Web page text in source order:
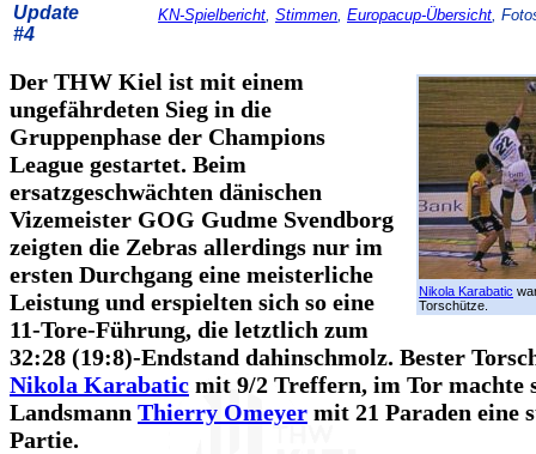
Update
#4
KN-Spielbericht Stimmen Europacup-Übersicht ,
Nikola Karabatic
Torschütze.
Der THW Kiel ist mit einem
ungefährdeten Sieg in die
Gruppenphase der Champions
League gestartet. Beim
ersatzgeschwächten dänischen
Vizemeister GOG Gudme Svendborg
zeigten die Zebras allerdings nur im
ersten Durchgang eine meisterliche
Leistung und erspielten sich so eine
11-Tore-Führung, die letztlich zum
32:28 (19:8)-Endstand dahinschmolz. Bester
Nikola Karabatic mit 9/2 Treffern, im Tor machte
Landsmann Thierry Omeyer mit 21 Paraden eine
Partie.